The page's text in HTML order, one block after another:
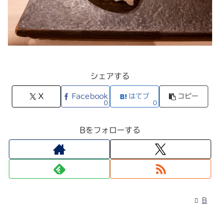
シェアする
X Facebook
0
はてブ
0
コピー
Bをフォローする
B